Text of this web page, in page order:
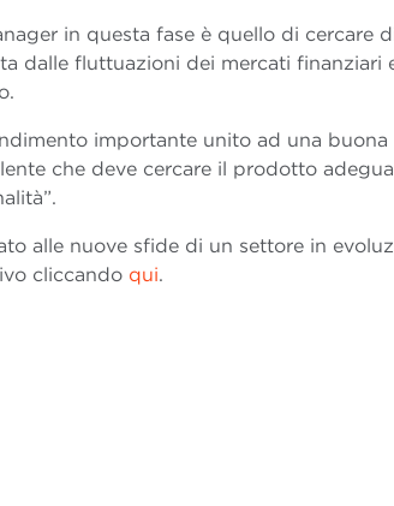
in questa fase è quello di cercare
dalle fluttuazioni dei mercati
importante unito ad una
che deve cercare il prodotto
alle nuove sfide di un settore in
cliccando qui.